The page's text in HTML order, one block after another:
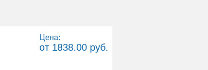
Цена:
от 1838.00 руб.